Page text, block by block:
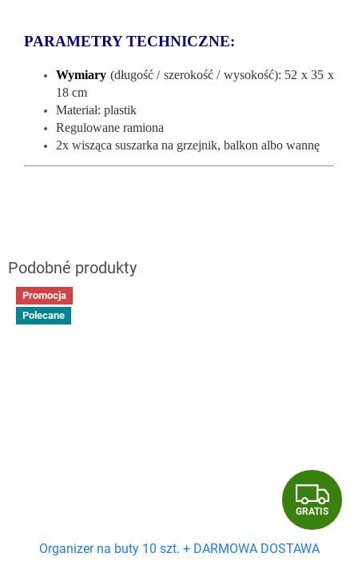
PARAMETRY TECHNICZNE:
Wymiary (długość / szerokość / wysokość): 52 x 35 x
18 cm
Materiał: plastik
Regulowane ramiona
2x wisząca suszarka na grzejnik, balkon albo wannę
Promocja
Polecane
G
R
GRATIS
Organizer na buty 10 szt. + DARMOWA DOSTAWA